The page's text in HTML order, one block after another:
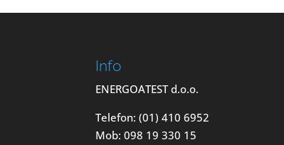
Info
ENERGOATEST d.o.o.
Telefon: (01) 410 6952
Mob: 098 19 330 15